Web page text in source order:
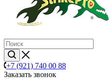
+7 (921) 740 00 88
Заказать звонок